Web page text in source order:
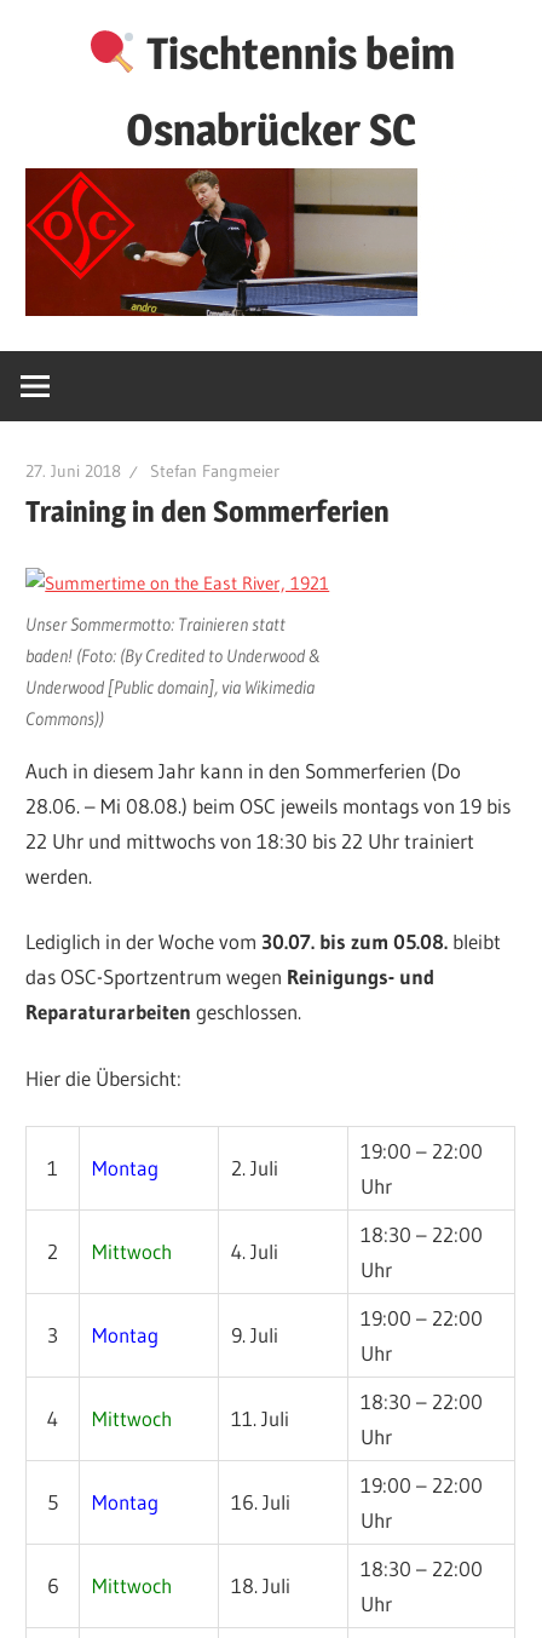
Tischtennis beim
Osnabrücker SC
27. Juni 2018 Stefan Fangmeier
Training in den Sommerferien
Unser Sommermotto: Trainieren statt
baden! (Foto: (By Credited to Underwood &
Underwood [Public domain], via Wikimedia
Commons))
Auch in diesem Jahr kann in den Sommerferien (Do
28.06. – Mi 08.08.) beim OSC jeweils montags von 19 bis
22 Uhr und mittwochs von 18:30 bis 22 Uhr trainiert
werden.
Lediglich in der Woche vom 30.07. bis zum 05.08. bleibt
das OSC-Sportzentrum wegen Reinigungs- und
Reparaturarbeiten geschlossen.
Hier die Übersicht:
1 Montag 2. Juli
19:00 – 22:00
Uhr
2 Mittwoch 4. Juli
18:30 – 22:00
Uhr
3 Montag 9. Juli
19:00 – 22:00
Uhr
4 Mittwoch 11. Juli
18:30 – 22:00
Uhr
5 Montag 16. Juli
19:00 – 22:00
Uhr
6 Mittwoch 18. Juli
18:30 – 22:00
Uhr